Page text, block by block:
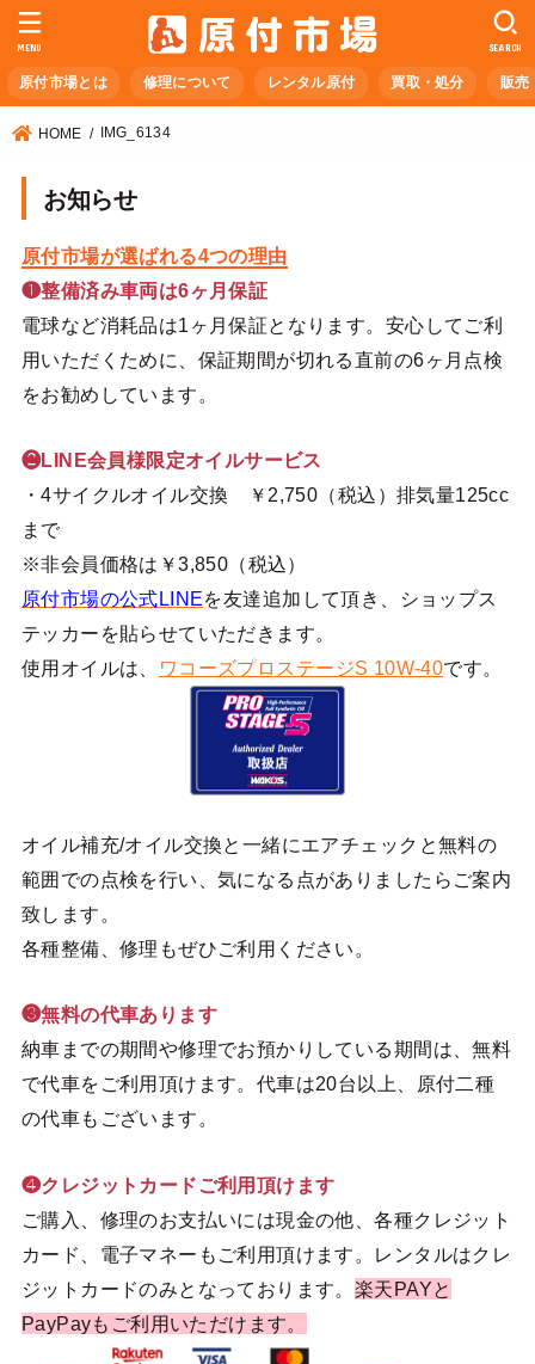
原付市場とは 修理について レンタル原付 買取・処分 販売
SEARCH
MENU
HOME IMG_6134
お知らせ
原付市場が選ばれる4つの理由
❶整備済み車両は6ヶ月保証
電球など消耗品は1ヶ月保証となります。安心してご利
用いただくために、保証期間が切れる直前の6ヶ月点検
をお勧めしています。
❷LINE会員様限定オイルサービス
・4サイクルオイル交換 ￥2,750（税込）排気量125cc
まで
※非会員価格は￥3,850（税込）
原付市場の公式LINEを友達追加して頂き、ショップス
テッカーを貼らせていただきます。
使用オイルは、
ワコーズプロステージS 10W-40です。
オイル補充/オイル交換と一緒にエアチェックと無料の
範囲での点検を行い、気になる点がありましたらご案内
致します。
各種整備、修理もぜひご利用ください。
❸無料の代車あります
納車までの期間や修理でお預かりしている期間は、無料
で代車をご利用頂けます。代車は20台以上、原付二種
の代車もございます。
❹クレジットカードご利用頂けます
ご購入、修理のお支払いには現金の他、各種クレジット
カード、電子マネーもご利用頂けます。レンタルはクレ
ジットカードのみとなっております。 楽天PAYと
PayPayもご利用いただけます。